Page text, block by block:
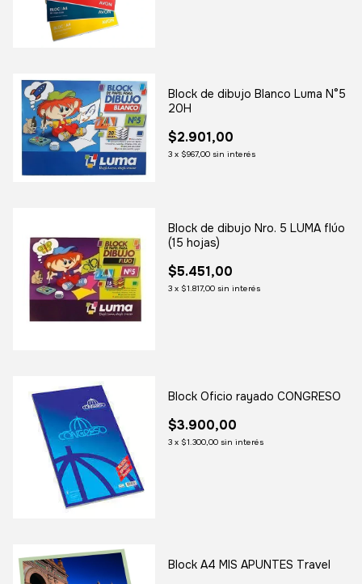
Block de dibujo Blanco Luma N°5
20H
$2.901,00
3 x $967,00 sin interés
Block de dibujo Nro. 5 LUMA flúo
(15 hojas)
$5.451,00
3 x $1.817,00 sin interés
Block Oficio rayado CONGRESO
$3.900,00
3 x $1.300,00 sin interés
Block A4 MIS APUNTES Travel